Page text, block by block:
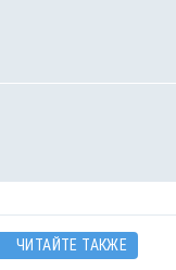
ЧИТАЙТЕ ТАКЖЕ